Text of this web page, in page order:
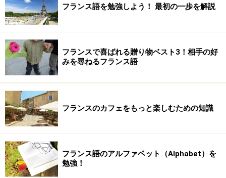
アトンシオン！と言われたらスリ警戒！フ
ランスでスリに合わない方法
Attention !(アトンシオン)
と言われたら、「気をつけて(ください)」ということで
す。バッグが開いているのか、スリの現場なのか、
に見極めてください。
夜間の一人歩きは避けましょう
「日常から離れている」という開放感と、それでいて、
フランス語を勉強しよう！ 最初の一歩を解説
フランスで喜ばれる贈り物ベスト3！相手の好
みを尋ねるフランス語
フランスのカフェをもっと楽しむための知識
フランス語のアルファベット（Alphabet）を
勉強！